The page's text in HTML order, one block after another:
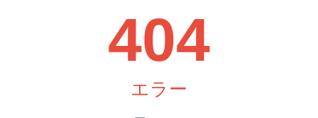
404
エラー